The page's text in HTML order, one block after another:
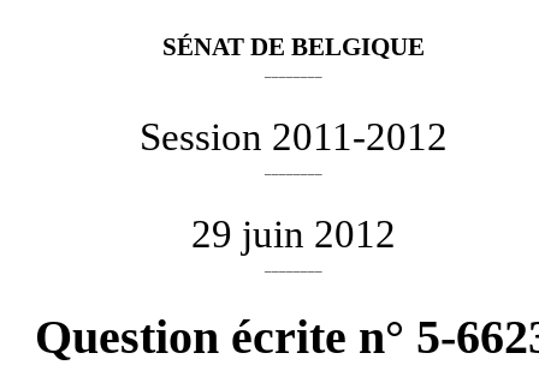
SÉNAT DE BELGIQUE
Session 2011-2012
29 juin 2012
Question écrite n° 5-